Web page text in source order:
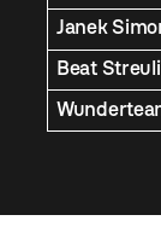
Janek
Beat Streuli